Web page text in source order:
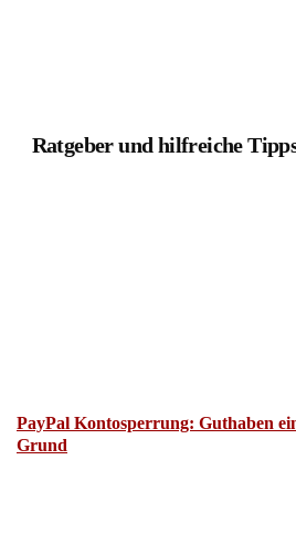
Ratgeber und hilfreiche
PayPal Kontosperrung: Guthaben
Grund